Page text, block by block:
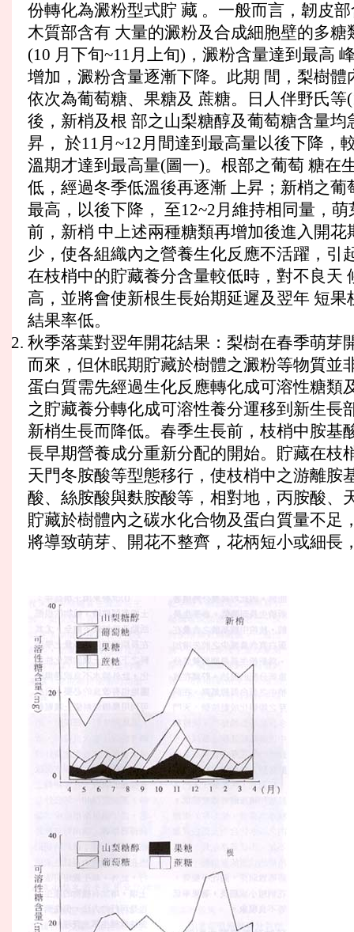
份轉化為澱粉型式貯 藏 。一般而言，韌皮
木質部含有 大量的澱粉及合成細胞壁的多
(10 月下旬~11月上旬)，澱粉含量達到最高
增加，澱粉含量逐漸下降。此期 間，梨樹
依次為葡萄糖、果糖及 蔗糖。日人伴野氏
後，新梢及根 部之山梨糖醇及葡萄糖含量
昇， 於11月~12月間達到最高量以後下降，
溫期才達到最高量(圖一)。根部之葡萄 糖在
低，經過冬季低溫後再逐漸 上昇；新梢之
最高，以後下降， 至12~2月維持相同量，
前，新梢 中上述兩種糖類再增加後進入開
少，使各組織內之營養生化反應不活躍，引
在枝梢中的貯藏養分含量較低時，對不良天
高，並將會使新根生長始期延遲及翌年 短
結果率低。
秋季落葉對翌年開花結果：梨樹在春季萌芽
而來，但休眠期貯藏於樹體之澱粉等物質並
蛋白質需先經過生化反應轉化成可溶性糖類
之貯藏養分轉化成可溶性養分運移到新生
新梢生長而降低。春季生長前，枝梢中胺基
長早期營養成分重新分配的開始。貯藏在枝
天門冬胺酸等型態移行，使枝梢中之游離胺
酸、絲胺酸與麩胺酸等，相對地，丙胺酸、
貯藏於樹體內之碳水化合物及蛋白質量不
將導致萌芽、開花不整齊，花柄短小或細長